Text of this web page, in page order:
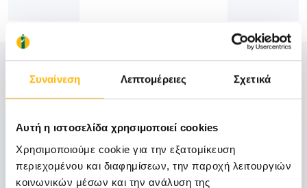
Συναίνεση Λεπτομέρειες Σχετικά
Αυτή η ιστοσελίδα χρησιμοποιεί cookies
Χρησιμοποιούμε cookie για την εξατομίκευση
περιεχομένου και διαφημίσεων, την παροχή λειτουργιών
κοινωνικών μέσων και την ανάλυση της
Δείτε Επίσης
18
Ιανουαρίου